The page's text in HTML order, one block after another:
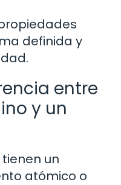
definida y
entre
y un
un
atómico o